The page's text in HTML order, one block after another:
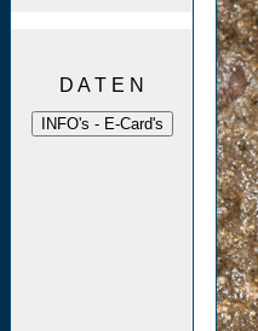
D A T E N